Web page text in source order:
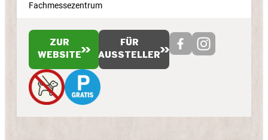
Fachmessezentrum
ZUR
WEBSITE
FÜR
AUSSTELLER